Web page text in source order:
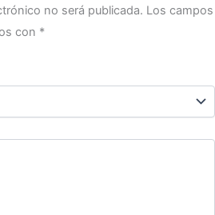
no será publicada. Los campos
con *